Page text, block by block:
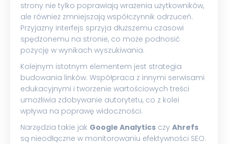
strony nie tylko poprawiają wrażenia użytkowników,
ale również zmniejszają współczynnik odrzuceń.
Przyjazny interfejs sprzyja dłuższemu czasowi
spędzonemu na stronie, co może podnosić
pozycję w wynikach wyszukiwania.
Kolejnym istotnym elementem jest strategia
budowania linków. Współpraca z innymi serwisami
edukacyjnymi i tworzenie wartościowych treści
umożliwia zdobywanie autorytetu, co z kolei
wpływa na poprawę widoczności.
Narzędzia takie jak Google Analytics czy Ahrefs
są nieodłączne w monitorowaniu efektywności SEO.